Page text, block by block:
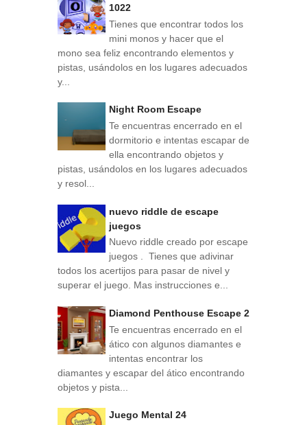
1022
Tienes que encontrar todos los
mini monos y hacer que el
mono sea feliz encontrando elementos y
pistas, usándolos en los lugares adecuados
y...
Night Room Escape
Te encuentras encerrado en el
dormitorio e intentas escapar de
ella encontrando objetos y
pistas, usándolos en los lugares adecuados
y resol...
nuevo riddle de escape
juegos
Nuevo riddle creado por escape
juegos . Tienes que adivinar
todos los acertijos para pasar de nivel y
superar el juego. Mas instrucciones e...
Diamond Penthouse Escape 2
Te encuentras encerrado en el
ático con algunos diamantes e
intentas encontrar los
diamantes y escapar del ático encontrando
objetos y pista...
Juego Mental 24